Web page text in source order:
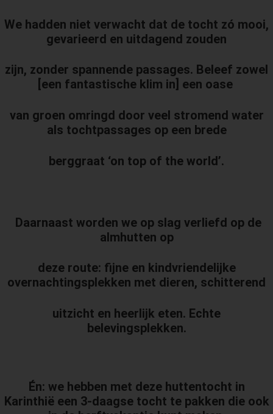
We hadden niet verwacht dat de tocht zó mooi,
gevarieerd en uitdagend zouden
zijn, zonder spannende passages. Beleef zowel
[een fantastische klim in] een oase
van groen omringd door veel stromend water
als tochtpassages op een brede
berggraat ‘on top of the world’.
Daarnaast worden we op slag verliefd op de
almhutten op
deze route: fijne en kindvriendelijke
overnachtingsplekken met dieren, schitterend
uitzicht en heerlijk eten. Echte
belevingsplekken.
Én: we hebben met deze huttentocht in
Karinthië een 3-daagse tocht te pakken die ook